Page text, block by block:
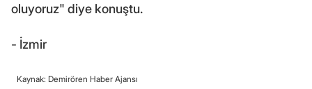
oluyoruz" diye konuştu.
- İzmir
Kaynak: Demirören Haber Ajansı